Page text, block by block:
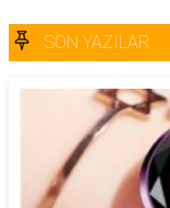
SON YAZILAR